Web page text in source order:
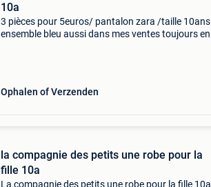
10a
3 pièces pour 5euros/ pantalon zara /taille 10ans
ensemble bleu aussi dans mes ventes toujours en
Ophalen of Verzenden
la compagnie des petits une robe pour la
fille 10a
La compagnie des petits une robe pour la fille 10a